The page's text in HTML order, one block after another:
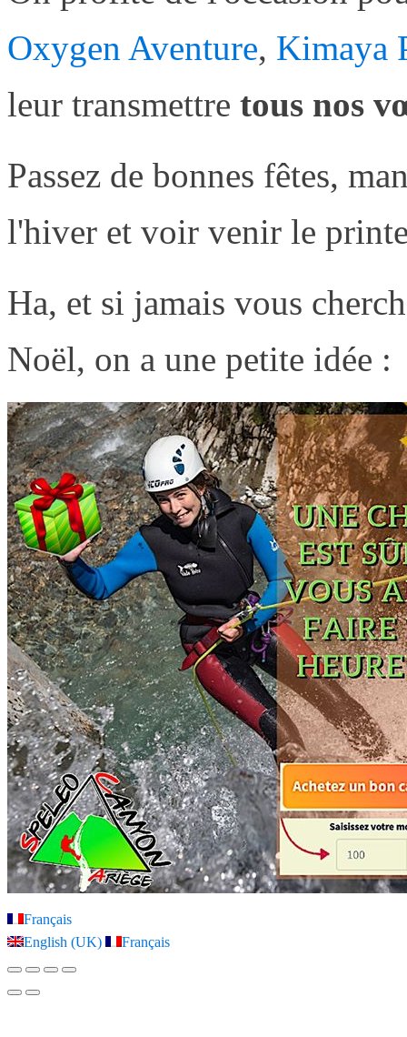
Oxygen Aventure, Kimaya
leur transmettre tous nos
Passez de bonnes fêtes,
l'hiver et voir venir le
Ha, et si jamais vous
Noël, on a une petite idée :
Français
English (UK)
Français